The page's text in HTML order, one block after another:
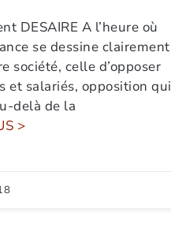
DESAIRE A l’heure où
se dessine clairement
société, celle d’opposer
et salariés, opposition qui
delà de la
>